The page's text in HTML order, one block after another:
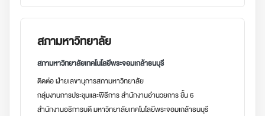
สภามหาวิทยาลัย
สภามหาวิทยาลัยเทคโนโลยีพระจอมเกล้าธนบุรี
ติดต่อ ฝ่ายเลขานุการสภามหาวิทยาลัย
กลุ่มงานการประชุมและพิธีการ สำนักงานอำนวยการ ชั้น 6
สำนักงานอธิการบดี มหาวิทยาลัยเทคโนโลยีพระจอมเกล้าธนบุรี